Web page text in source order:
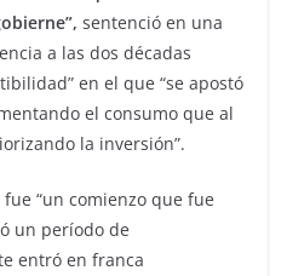
sentenció en una
a las dos décadas
en el que “se apostó
el consumo que al
la inversión”.
“un comienzo que fue
un período de
entró en franca